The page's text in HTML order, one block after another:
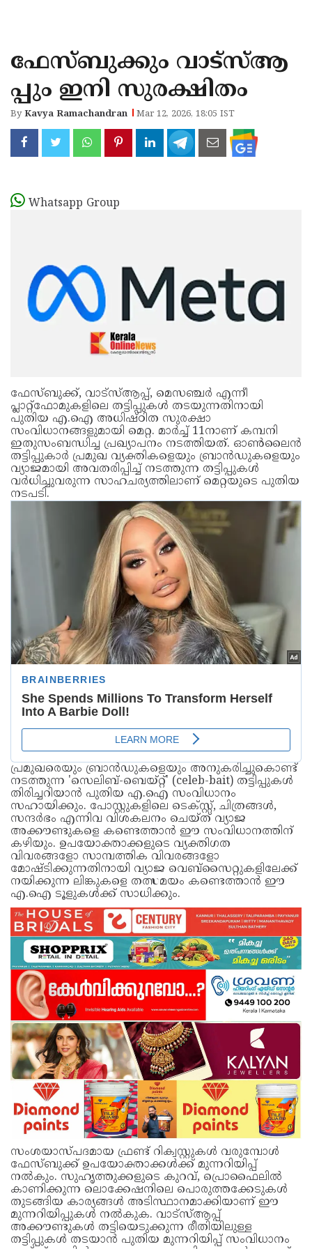
KANNUR
KASARAGOD
ഫേസ്ബുക്കും വാട്‌സ്ആ
പ്പും ഇനി സുരക്ഷിതം
ByKavya Ramachandran Mar 12, 2026, 18:05 IST
Whatsapp Group
ഫേസ്ബുക്ക്, വാട്‌സ്ആപ്പ്, മെസഞ്ചർ എന്നീ
പ്ലാറ്റ്‌ഫോമുകളിലെ തട്ടിപ്പുകൾ തടയുന്നതിനായി
പുതിയ എ.ഐ അധിഷ്ഠിത സുരക്ഷാ
സംവിധാനങ്ങളുമായി മെറ്റ. മാർച്ച് 11നാണ് കമ്പനി
ഇതുസംബന്ധിച്ച പ്രഖ്യാപനം നടത്തിയത്. ഓൺലൈൻ
തട്ടിപ്പുകാർ പ്രമുഖ വ്യക്തികളെയും ബ്രാൻഡുകളെയും
വ്യാജമായി അവതരിപ്പിച്ച് നടത്തുന്ന തട്ടിപ്പുകൾ
വർധിച്ചുവരുന്ന സാഹചര്യത്തിലാണ് മെറ്റയുടെ പുതിയ
നടപടി.
പ്രമുഖരെയും ബ്രാൻഡുകളെയും അനുകരിച്ചുകൊണ്ട്
നടത്തുന്ന 'സെലിബ്-ബെയ്റ്റ്' (celeb-bait) തട്ടിപ്പുകൾ
തിരിച്ചറിയാൻ പുതിയ എ.ഐ സംവിധാനം
സഹായിക്കും. പോസ്റ്റുകളിലെ ടെക്സ്റ്റ്, ചിത്രങ്ങൾ,
സന്ദർഭം എന്നിവ വിശകലനം ചെയ്ത് വ്യാജ
അക്കൗണ്ടുകളെ കണ്ടെത്താൻ ഈ സംവിധാനത്തിന്
കഴിയും. ഉപയോക്താക്കളുടെ വ്യക്തിഗത
വിവരങ്ങളോ സാമ്പത്തിക വിവരങ്ങളോ
മോഷ്ടിക്കുന്നതിനായി വ്യാജ വെബ്സൈറ്റുകളിലേക്ക്
നയിക്കുന്ന ലിങ്കുകളെ തത്സമയം കണ്ടെത്താൻ ഈ
എ.ഐ ടൂളുകൾക്ക് സാധിക്കും.
സംശയാസ്പദമായ ഫ്രണ്ട് റിക്വസ്റ്റുകൾ വരുമ്പോൾ
ഫേസ്ബുക്ക് ഉപയോക്താക്കൾക്ക് മുന്നറിയിപ്പ്
നൽകും. സുഹൃത്തുക്കളുടെ കുറവ്, പ്രൊഫൈലിൽ
കാണിക്കുന്ന ലൊക്കേഷനിലെ പൊരുത്തക്കേടുകൾ
തുടങ്ങിയ കാര്യങ്ങൾ അടിസ്ഥാനമാക്കിയാണ് ഈ
മുന്നറിയിപ്പുകൾ നൽകുക. വാട്‌സ്ആപ്പ്
അക്കൗണ്ടുകൾ തട്ടിയെടുക്കുന്ന രീതിയിലുള്ള
തട്ടിപ്പുകൾ തടയാൻ പുതിയ മുന്നറിയിപ്പ് സംവിധാനം